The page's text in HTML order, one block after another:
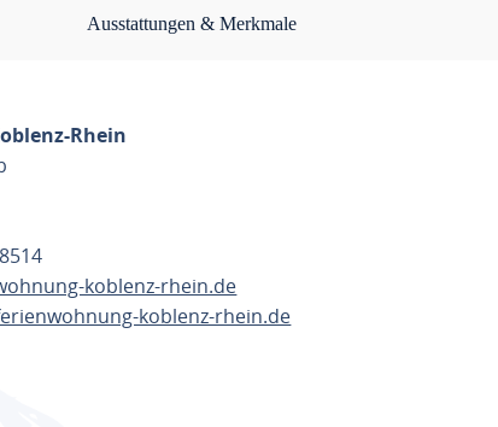
Ausstattungen & Merkmale
Rhein
koblenz-rhein.de
koblenz-rhein.de